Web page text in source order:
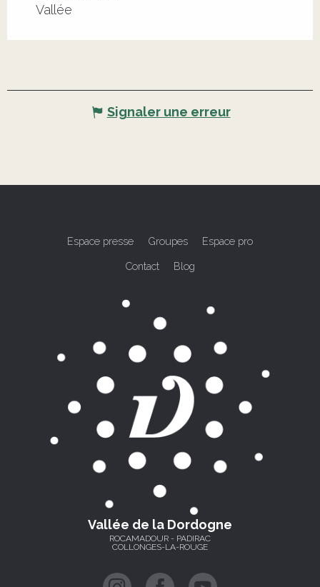
Vallée
Signaler une erreur
Espace presse Groupes Espace pro
Contact Blog
Vallée de la Dordogne
ROCAMADOUR - PADIRAC
COLLONGES-LA-ROUGE